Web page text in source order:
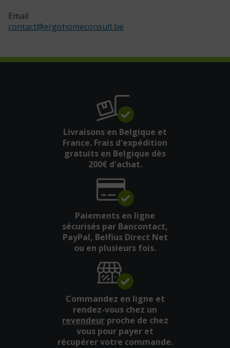
Email
contact@ergohomeconsult.be
Livraisons en Belgique et
France. Frais d'expédition
gratuits en Belgique dès
200€ d'achat.
Paiements en ligne
sécurisés par Bancontact,
PayPal, Belfius Direct Net
ou en plusieurs fois.
Commandez en ligne et
rendez-vous chez un
revendeurproche de chez
vous pour payer et
récupérer votre commande.